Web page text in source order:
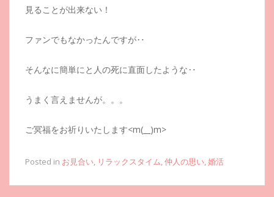
見ることが出来ない！
ファンでもなかったんですが‥
そんなに簡単にと人の死に直面したような‥
うまく言えませんが。。。
ご冥福をお祈りいたします<m(__)m>
Posted in お見合い, リラックスタイム,仲人の思い,婚活